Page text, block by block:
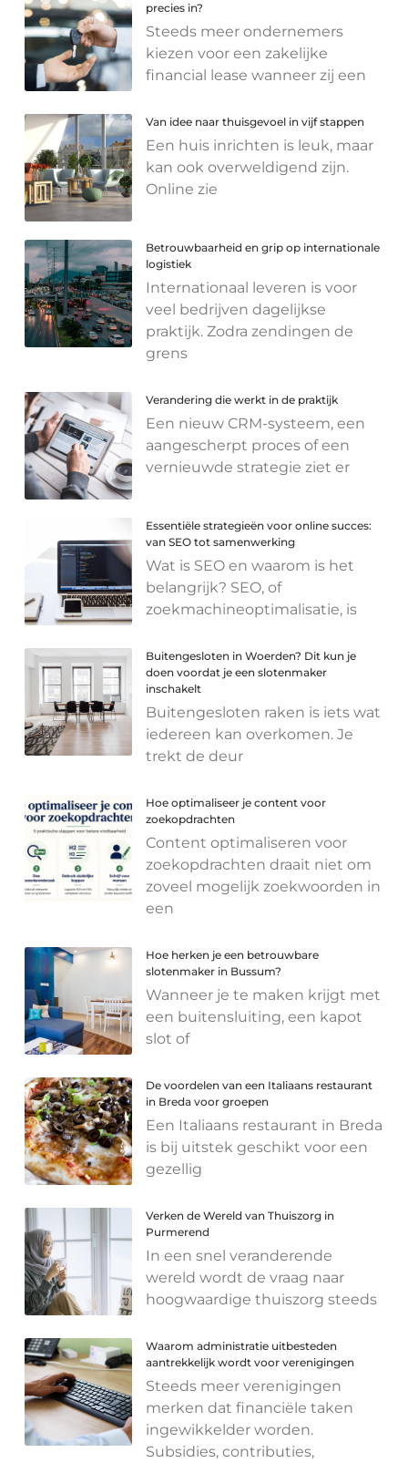
precies in?
Steeds meer ondernemers
kiezen voor een zakelijke
financial lease wanneer zij een
Van idee naar thuisgevoel in vijf stappen
Een huis inrichten is leuk, maar
kan ook overweldigend zijn.
Online zie
Betrouwbaarheid en grip op internationale
logistiek
Internationaal leveren is voor
veel bedrijven dagelijkse
praktijk. Zodra zendingen de
grens
Verandering die werkt in de praktijk
Een nieuw CRM-systeem, een
aangescherpt proces of een
vernieuwde strategie ziet er
Essentiële strategieën voor online succes:
van SEO tot samenwerking
Wat is SEO en waarom is het
belangrijk? SEO, of
zoekmachineoptimalisatie, is
Buitengesloten in Woerden? Dit kun je
doen voordat je een slotenmaker
inschakelt
Buitengesloten raken is iets wat
iedereen kan overkomen. Je
trekt de deur
Hoe optimaliseer je content voor
zoekopdrachten
Content optimaliseren voor
zoekopdrachten draait niet om
zoveel mogelijk zoekwoorden in
een
Hoe herken je een betrouwbare
slotenmaker in Bussum?
Wanneer je te maken krijgt met
een buitensluiting, een kapot
slot of
De voordelen van een Italiaans restaurant
in Breda voor groepen
Een Italiaans restaurant in Breda
is bij uitstek geschikt voor een
gezellig
Verken de Wereld van Thuiszorg in
Purmerend
In een snel veranderende
wereld wordt de vraag naar
hoogwaardige thuiszorg steeds
Waarom administratie uitbesteden
aantrekkelijk wordt voor verenigingen
Steeds meer verenigingen
merken dat financiële taken
ingewikkelder worden.
Subsidies, contributies,